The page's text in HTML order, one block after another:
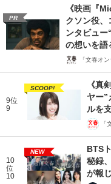
PR
《映画『
クソン役、
ンタビュー
の想いを語
「文春オ
9位
9
SCOOP!
《真
ヤー”
ルを
「
10
位
10
NEW
BTS
秘録
が報